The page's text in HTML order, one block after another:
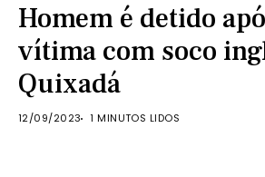
Homem é detido
vítima com soco
Quixadá
12/09/2023 1 MINUTOS LIDOS